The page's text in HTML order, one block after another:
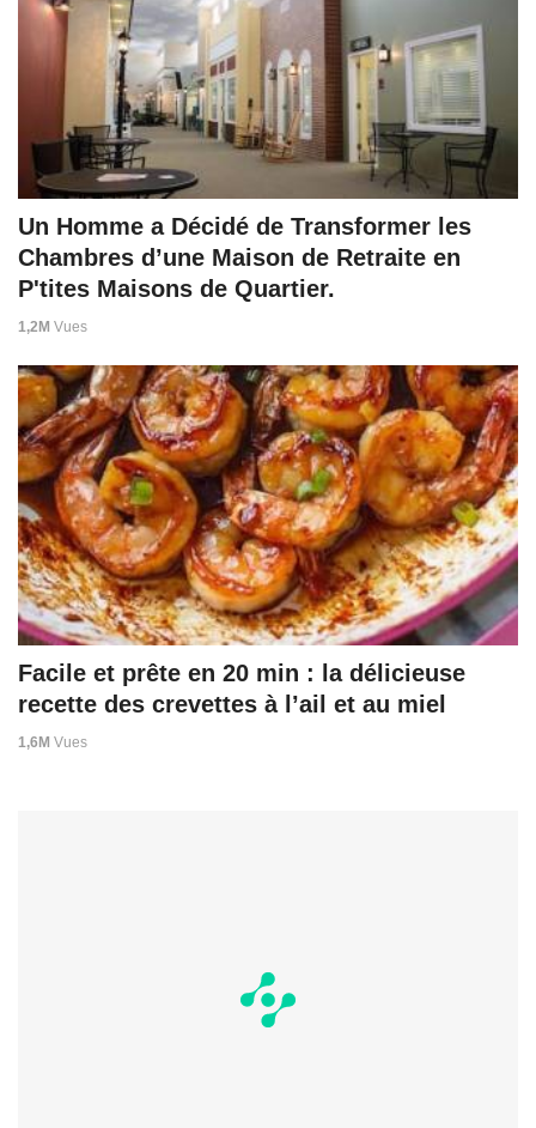
Un Homme a Décidé de Transformer les
Chambres d’une Maison de Retraite en
P'tites Maisons de Quartier.
1,2M Vues
Facile et prête en 20 min : la délicieuse
recette des crevettes à l’ail et au miel
1,6M Vues